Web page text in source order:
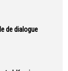
de dialogue